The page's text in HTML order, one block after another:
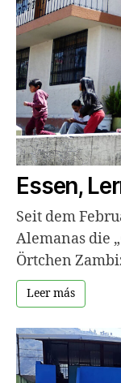
Essen,
Seit dem
Alemanas die
Örtchen
Leer más